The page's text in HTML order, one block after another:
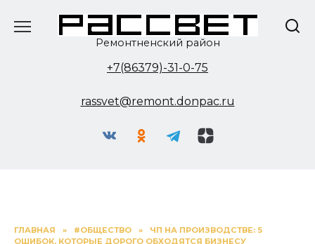
Ремонтненский район
+7(86379)-31-0-75
rassvet@remont.donpac.ru
ГЛАВНАЯ » #ОБЩЕСТВО »
ЧП НА ПРОИЗВОДСТВЕ: 5
ОШИБОК, КОТОРЫЕ ДОРОГО ОБХОДЯТСЯ БИЗНЕСУ